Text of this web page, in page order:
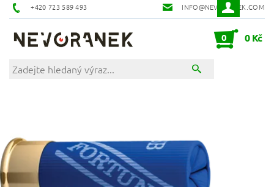
+420 723 589 493 INFO@NEVORANEK.COM
0 0 Kč